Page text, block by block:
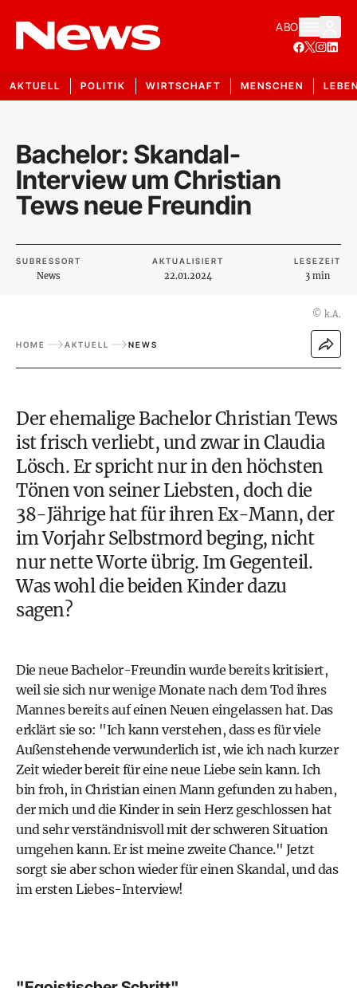
ABO
AKTUELL POLITIK WIRTSCHAFT MENSCHEN
Bachelor: Skandal-
Interview um Christian
Tews neue Freundin
SUBRESSORT
News
AKTUALISIERT
22.01.2024
LESEZEIT
3 min
© k.A.
HOME AKTUELL NEWS
Der ehemalige Bachelor Christian Tews
ist frisch verliebt, und zwar in Claudia
Lösch. Erspricht nur in den höchsten
Tönen von seiner Liebsten, doch die
38-Jährige hat für ihren Ex-Mann, der
im Vorjahr Selbstmord beging, nicht
nur nette Worte übrig. Im Gegenteil.
Was wohl die beiden Kinder dazu
sagen?
Die neue Bachelor-Freundin wurde bereits kritisiert,
weil sie sich nur wenige Monate nach dem Tod ihres
Mannes bereits auf einen Neuen eingelassen hat. Das
erklärt sie so: "Ich kann verstehen, dass es für viele
Außenstehende verwunderlich ist, wie ich nach kurzer
Zeit wieder bereit für eine neue Liebe sein kann. Ich
bin froh, in Christian einen Mann gefunden zu haben,
der mich und die Kinder in sein Herz geschlossen hat
und sehr verständnisvoll mit der schweren Situation
umgehen kann. Er ist meine zweite Chance." Jetzt
sorgt sie aber schon wieder für einen Skandal, und das
im ersten Liebes-Interview!